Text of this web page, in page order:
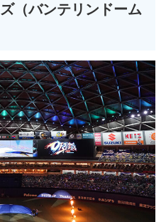
（バンテリンドーム